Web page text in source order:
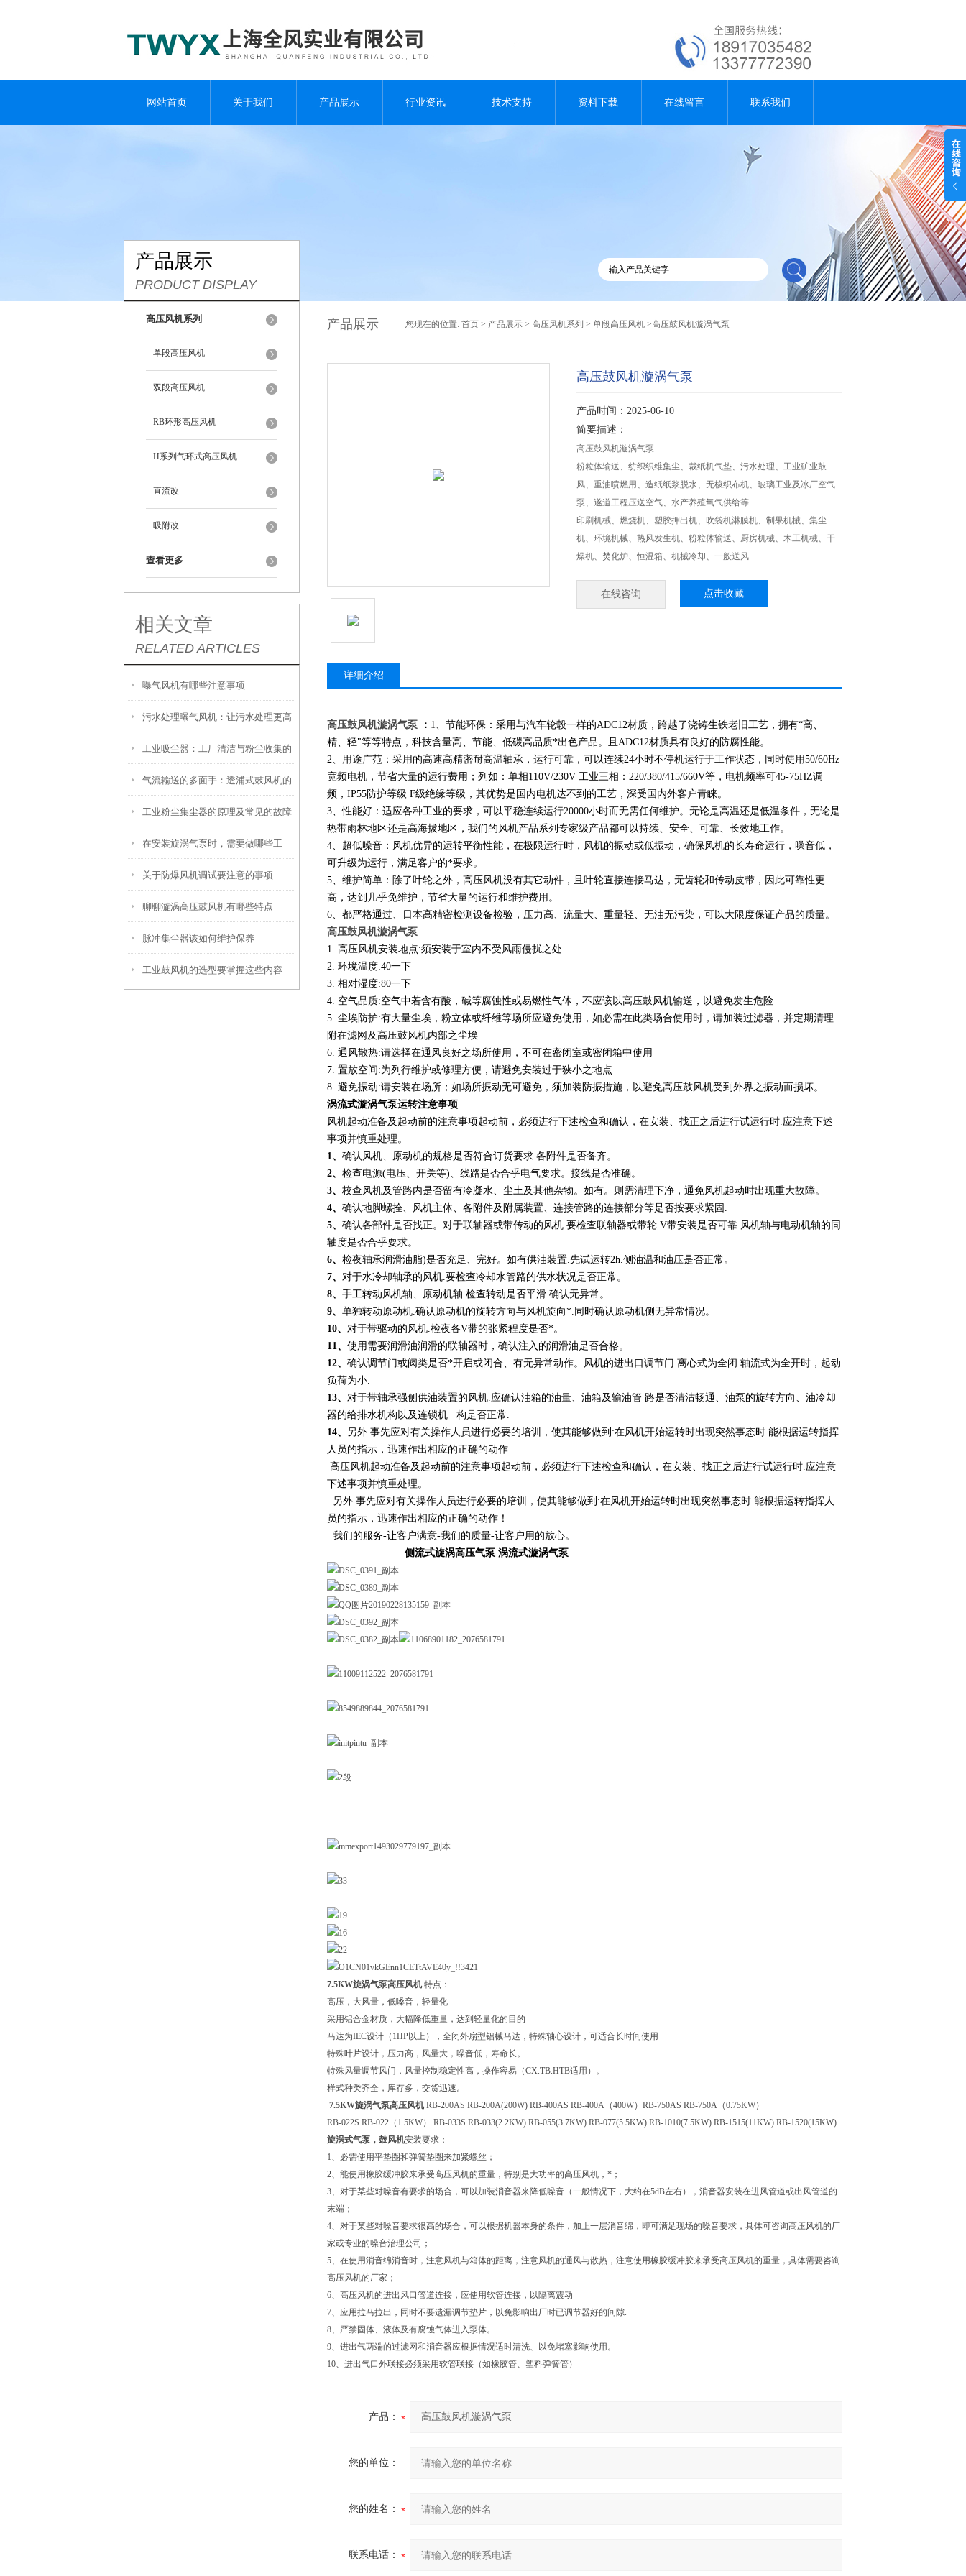
网站首页 关于我们 产品展示 行业资讯 技术支持 资料下载 在线留言 联系我们
产品展示
PRODUCT DISPLAY
高压风机系列
单段高压风机
双段高压风机
RB环形高压风机
H系列气环式高压风机
直流改
吸附改
查看更多
相关文章
RELATED ARTICLES
曝气风机有哪些注意事项
污水处理曝气风机：让污水处理更高
效
工业吸尘器：工厂清洁与粉尘收集的
设备
气流输送的多面手：透浦式鼓风机的
技术解析与应用全景
工业粉尘集尘器的原理及常见的故障
解决方法
在安装旋涡气泵时，需要做哪些工
作？
关于防爆风机调试要注意的事项
聊聊漩涡高压鼓风机有哪些特点
脉冲集尘器该如何维护保养
工业鼓风机的选型要掌握这些内容
产品展示 您现在的位置: 首页 > 产品展示 > 高压风机系列 > 单段高压风机 >高压鼓风机漩涡气泵
高压鼓风机漩涡气泵
产品时间：2025-06-10
简要描述：
高压鼓风机漩涡气泵
粉粒体输送、纺织织维集尘、裁纸机气垫、污水处理、工业矿业鼓
风、重油喷燃用、造纸纸浆脱水、无梭织布机、玻璃工业及冰厂空气
泵、遂道工程压送空气、水产养殖氧气供给等
印刷机械、燃烧机、塑胶押出机、吹袋机淋膜机、制果机械、集尘
机、环境机械、热风发生机、粉粒体输送、厨房机械、木工机械、干
燥机、焚化炉、恒温箱、机械冷却、一般送风
在线咨询 点击收藏
详细介绍
高压鼓风机漩涡气泵 ： 1、节能环保：采用与汽车轮毂一样的ADC12材质，跨越了浇铸生铁老旧工艺，拥有“高、
精、轻"等等特点，科技含量高、节能、低碳高品质*出色产品。且ADC12材质具有良好的防腐性能。
2、用途广范：采用的高速高精密耐高温轴承，运行可靠，可以连续24小时不停机运行于工作状态，同时使用50/60Hz
宽频电机，节省大量的运行费用；列如：单相110V/230V 工业三相：220/380/415/660V等，电机频率可45-75HZ调
频，IP55防护等级 F级绝缘等级，其优势是国内电机达不到的工艺，深受国内外客户青睐。
3、性能好：适应各种工业的要求，可以平稳连续运行20000小时而无需任何维护。无论是高温还是低温条件，无论是
热带雨林地区还是高海拔地区，我们的风机产品系列专家级产品都可以持续、安全、可靠、长效地工作。
4、超低噪音：风机优异的运转平衡性能，在极限运行时，风机的振动或低振动，确保风机的长寿命运行，噪音低，
可升级为运行，满足客户的*要求。
5、维护简单：除了叶轮之外，高压风机没有其它动件，且叶轮直接连接马达，无齿轮和传动皮带，因此可靠性更
高，达到几乎免维护，节省大量的运行和维护费用。
6、都严格通过、日本高精密检测设备检验，压力高、流量大、重量轻、无油无污染，可以大限度保证产品的质量。
高压鼓风机漩涡气泵
1. 高压风机安装地点:须安装于室内不受风雨侵扰之处
2. 环境温度:40一下
3. 相对湿度:80一下
4. 空气品质:空气中若含有酸，碱等腐蚀性或易燃性气体，不应该以高压鼓风机输送，以避免发生危险
5. 尘埃防护:有大量尘埃，粉立体或纤维等场所应避免使用，如必需在此类场合使用时，请加装过滤器，并定期清理
附在滤网及高压鼓风机内部之尘埃
6. 通风散热:请选择在通风良好之场所使用，不可在密闭室或密闭箱中使用
7. 置放空间:为列行维护或修理方便，请避免安装过于狭小之地点
8. 避免振动:请安装在场所；如场所振动无可避免，须加装防振措施，以避免高压鼓风机受到外界之振动而损坏。
涡流式漩涡气泵运转注意事项
风机起动准备及起动前的注意事项起动前，必须进行下述检查和确认，在安装、找正之后进行试运行时.应注意下述
事项并慎重处理。
1、 确认风机、原动机的规格是否符合订货要求.各附件是否备齐。
2、 检查电源(电压、开关等)、线路是否合乎电气要求。接线是否准确。
3、 校查风机及管路内是否留有冷凝水、尘土及其他杂物。如有。则需清理下净，通免风机起动时出现重大故障。
4、 确认地脚螺拴、风机主体、各附件及附属装置、连接管路的连接部分等是否按要求紧固.
5、 确认各部件是否找正。对于联轴器或带传动的风机.要检查联轴器或带轮.V带安装是否可靠.风机轴与电动机轴的同
轴度是否合乎耍求。
6、 检夜轴承润滑油脂)是否充足、完好。如有供油装置.先试运转2h.侧油温和油压是否正常。
7、 对于水冷却轴承的风机.要检查冷却水管路的供水状况是否正常。
8、 手工转动风机轴、原动机轴.检查转动是否平滑.确认无异常。
9、 单独转动原动机.确认原动机的旋转方向与风机旋向*.同时确认原动机侧无异常情况。
10、 对于带驱动的风机.检夜各V带的张紧程度是否*。
11、 使用需要润滑油润滑的联轴器时，确认注入的润滑油是否合格。
12、 确认调节门或阀类是否*开启或闭合、有无异常动作。风机的进出口调节门.离心式为全闭.轴流式为全开时，起动
负荷为小.
13、 对于带轴承强侧供油装置的风机.应确认油箱的油量、油箱及输油管 路是否清沽畅通、油泵的旋转方向、油冷却
器的给排水机构以及连锁机 构是否正常.
14、
另外.事先应对有关操作人员进行必要的培训，使其能够做到:在风机开始运转时出现突然事态时.能根据运转指挥
人员的指示，迅速作出相应的正确的动作
高压风机起动准备及起动前的注意事项起动前，必须进行下述检查和确认，在安装、找正之后进行试运行时.应注意
下述事项并慎重处理。
另外.事先应对有关操作人员进行必要的培训，使其能够做到:在风机开始运转时出现突然事态时.能根据运转指挥人
员的指示，迅速作出相应的正确的动作！
我们的服务-让客户满意-我们的质量-让客户用的放心。
侧流式旋涡高压气泵 涡流式漩涡气泵
7.5KW旋涡气泵高压风机特点：
高压，大风量，低嗓音，轻量化
采用铝合金材质，大幅降低重量，达到轻量化的目的
马达为IEC设计（1HP以上），全闭外扇型铝械马达，特殊轴心设计，可适合长时间使用
特殊叶片设计，压力高，风量大，噪音低，寿命长。
特殊风量调节风门，风量控制稳定性高，操作容易（CX.TB.HTB适用）。
样式种类齐全，库存多，交货迅速。
7.5KW旋涡气泵高压风机RB-200AS RB-200A(200W) RB-400AS RB-400A（400W）RB-750AS RB-750A（0.75KW）
RB-022S RB-022（1.5KW） RB-033S RB-033(2.2KW) RB-055(3.7KW) RB-077(5.5KW) RB-1010(7.5KW) RB-1515(11KW) RB-1520(15KW)
旋涡式气泵，鼓风机安装要求：
1、必需使用平垫圈和弹簧垫圈来加紧螺丝；
2、能使用橡胶缓冲胶来承受高压风机的重量，特别是大功率的高压风机，*；
3、对于某些对噪音有要求的场合，可以加装消音器来降低噪音（一般情况下，大约在5dB左右），消音器安装在进风管道或出风管道的
末端；
4、对于某些对噪音要求很高的场合，可以根据机器本身的条件，加上一层消音绵，即可满足现场的噪音要求，具体可咨询高压风机的厂
家或专业的噪音治理公司；
5、在使用消音绵消音时，注意风机与箱体的距离，注意风机的通风与散热，注意使用橡胶缓冲胶来承受高压风机的重量，具体需要咨询
高压风机的厂家；
6、高压风机的进出风口管道连接，应使用软管连接，以隔离震动
7、应用拉马拉出，同时不要遗漏调节垫片，以免影响出厂时已调节器好的间隙.
8、严禁固体、液体及有腐蚀气体进入泵体。
9、进出气两端的过滤网和消音器应根据情况适时清洗、以免堵塞影响使用。
10、进出气口外联接必须采用软管联接（如橡胶管、塑料弹簧管）
产品：
您的单位：
您的姓名：
联系电话：